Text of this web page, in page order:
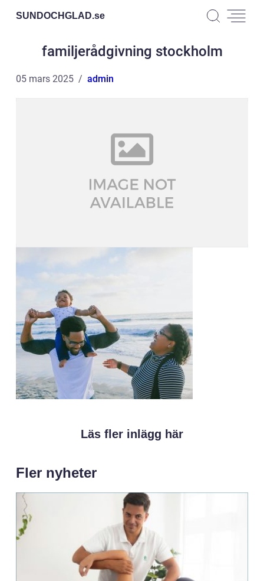
SUNDOCHGLAD.se
familjerådgivning stockholm
05 mars 2025 admin
Läs fler inlägg här
Fler nyheter